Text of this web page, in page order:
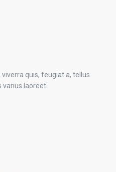
quis, feugiat a, tellus.
varius laoreet.